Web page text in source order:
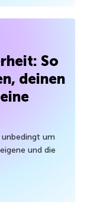
So
deinen
um
und die